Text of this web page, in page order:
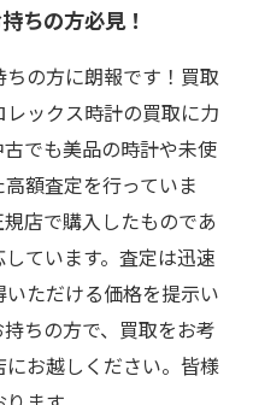
ちの方必見！
の方に朗報です！買取
ックス時計の買取に力
でも美品の時計や未使
額査定を行っていま
店で購入したものであ
ています。査定は迅速
ただける価格を提示い
ちの方で、買取をお考
お越しください。皆様